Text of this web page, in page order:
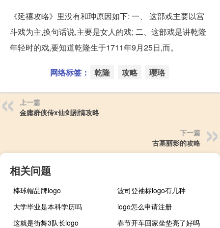
《延禧攻略》里没有和珅原因如下: 一、 这部戏主要以宫
斗戏为主,换句话说,主要是女人的戏; 二、这部戏是讲乾隆
年轻时的戏,要知道乾隆生于1711年9月25日,而。
网络标签： 乾隆 攻略 璎珞
上一篇
金庸群侠传x仙剑剧情攻略
下一篇
古墓丽影的攻略
相关问题
棒球帽品牌logo
波司登袖标logo有几种
大学毕业是本科学历吗
logo怎么申请注册
这就是街舞3队长logo
春节开车回家坐垫亮了好吗